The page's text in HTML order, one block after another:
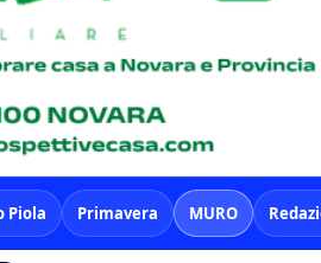
Piola Primavera MURO